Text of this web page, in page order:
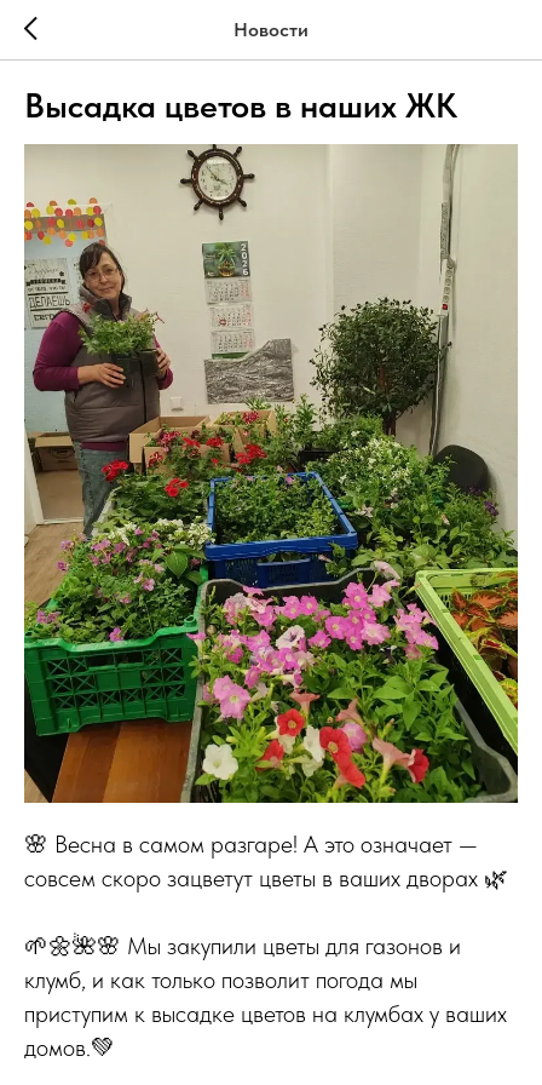
Новости
Высадка цветов в наших ЖК
🌸 Весна в самом разгаре! А это означает —
совсем скоро зацветут цветы в ваших дворах 🌿
🌱🌼🌺🌸 Мы закупили цветы для газонов и
клумб, и как только позволит погода мы
приступим к высадке цветов на клумбах у ваших
домов.💚